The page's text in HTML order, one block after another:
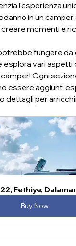
l'esperienza
in un
momenti e
fungere da
esplora vari
camper! Ogni
essere aggiunti
dettagli per
Fethiye,
Buy Now